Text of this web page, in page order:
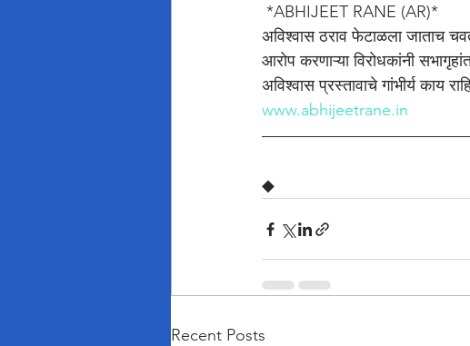
*ABHIJEET RANE (AR)*
अविश्वास ठराव फेटाळला जाताच
आरोप करणाऱ्या विरोधकांनी
अविश्वास प्रस्तावाचे गांभीर्य काय
www.abhijeetrane.in
◆
Recent Posts